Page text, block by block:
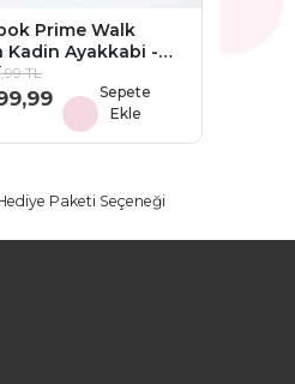
Prime Walk
Kadin Ayakkabi -
TL
Sepete
Ekle
Paketi Seçeneği